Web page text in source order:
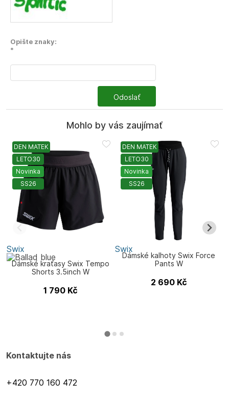
Opište znaky:
*
Odoslať
Mohlo by vás zaujímať
DEN MATEK
LETO30
Novinka
SS26
Swix
Dámské kraťasy Swix Tempo
Shorts 3.5inch W
1 790 Kč
DEN MATEK
LETO30
Novinka
SS26
Swix
Dámské kalhoty Swix Force
Pants W
2 690 Kč
Kontaktujte nás
+420 770 160 472